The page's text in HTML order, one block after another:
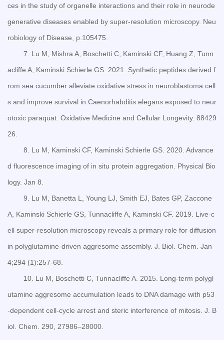
ces in the study of organelle interactions and their role in neurode
generative diseases enabled by super-resolution microscopy. Neu
robiology of Disease, p.105475.
7. Lu M, Mishra A, Boschetti C, Kaminski CF, Huang Z, Tunn
acliffe A, Kaminski Schierle GS. 2021. Synthetic peptides derived f
rom sea cucumber alleviate oxidative stress in neuroblastoma cell
s and improve survival in Caenorhabditis elegans exposed to neur
otoxic paraquat. Oxidative Medicine and Cellular Longevity. 88429
26.
8. Lu M, Kaminski CF, Kaminski Schierle GS. 2020. Advance
d fluorescence imaging of in situ protein aggregation. Physical Bio
logy. Jan 8.
9. Lu M, Banetta L, Young LJ, Smith EJ, Bates GP, Zaccone
A, Kaminski Schierle GS, Tunnacliffe A, Kaminski CF. 2019. Live-c
ell super-resolution microscopy reveals a primary role for diffusion
in polyglutamine-driven aggresome assembly. J. Biol. Chem. Jan
4;294 (1):257-68.
10. Lu M, Boschetti C, Tunnacliffe A. 2015. Long-term polygl
utamine aggresome accumulation leads to DNA damage with p53
-dependent cell-cycle arrest and steric interference of mitosis. J. B
iol. Chem. 290, 27986–28000.